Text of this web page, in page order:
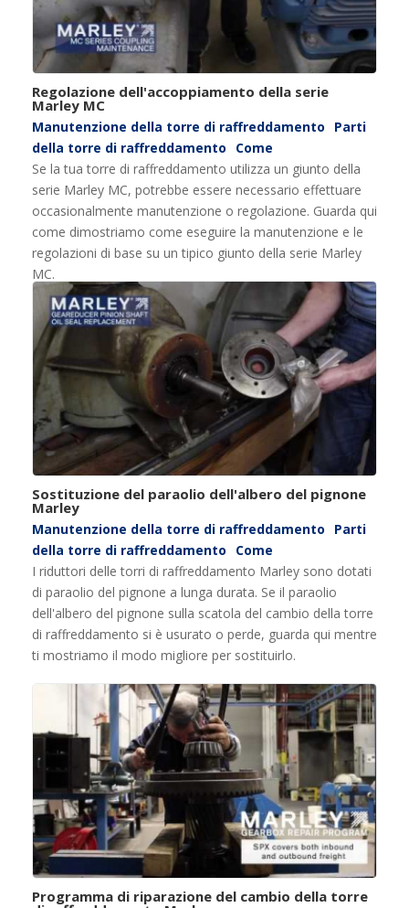
Regolazione dell'accoppiamento della serie
Marley MC
Manutenzione della torre di raffreddamento
Parti
della torre di raffreddamento
Come
Se la tua torre di raffreddamento utilizza un giunto della
serie Marley MC, potrebbe essere necessario effettuare
occasionalmente manutenzione o regolazione. Guarda qui
come dimostriamo come eseguire la manutenzione e le
regolazioni di base su un tipico giunto della serie Marley
MC.
Sostituzione del paraolio dell'albero del pignone
Marley
Manutenzione della torre di raffreddamento
Parti
della torre di raffreddamento
Come
I riduttori delle torri di raffreddamento Marley sono dotati
di paraolio del pignone a lunga durata. Se il paraolio
dell'albero del pignone sulla scatola del cambio della torre
di raffreddamento si è usurato o perde, guarda qui mentre
ti mostriamo il modo migliore per sostituirlo.
Programma di riparazione del cambio della torre